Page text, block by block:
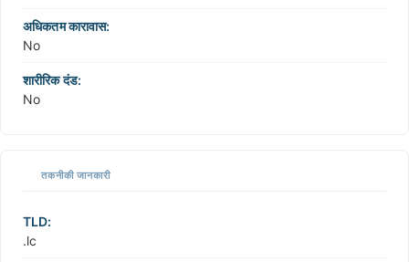
अधिकतम कारावास:
No
शारीरिक दंड:
No
तकनीकी जानकारी
TLD:
.lc